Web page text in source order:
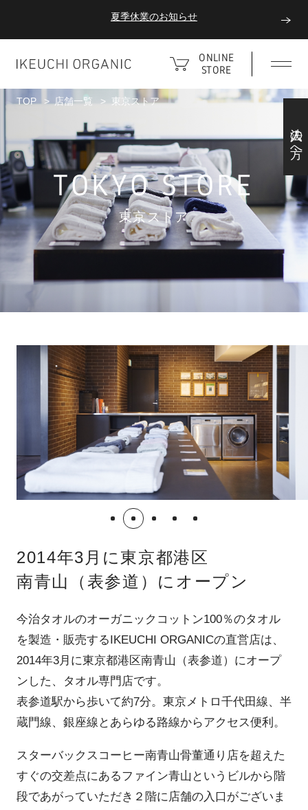
ダブルポイント！夏をアクティブに楽しむ夏タオル
夏季休業のお知らせ
ONLINE
STORE
法人の方へ
TOP 店舗一覧 東京ストア
東京ストア
TOKYO STORE
2014年3月に東京都港区
南青山（表参道）にオープン
今治タオルのオーガニックコットン100％のタオル
を製造・販売するIKEUCHI ORGANICの直営店は、
2014年3月に東京都港区南青山（表参道）にオープ
ンした、タオル専門店です。
表参道駅から歩いて約7分。東京メトロ千代田線、半
蔵門線、銀座線とあらゆる路線からアクセス便利。
スターバックスコーヒー南青山骨董通り店を超えた
すぐの交差点にあるファイン青山というビルから階
段であがっていただき２階に店舗の入口がございま